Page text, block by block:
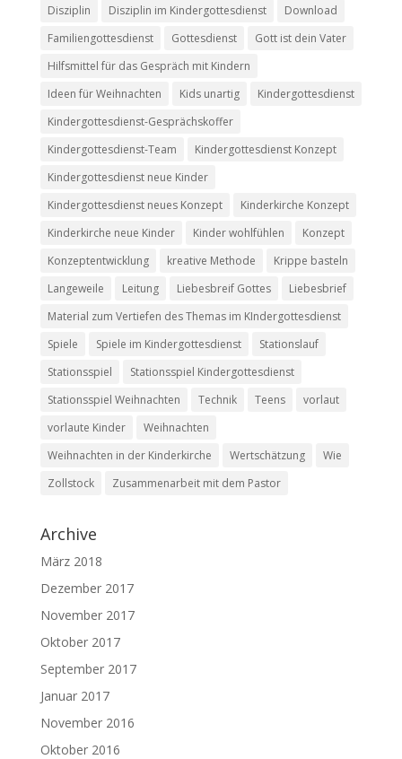
Disziplin Disziplin im Kindergottesdienst
Download
Familiengottesdienst
Gottesdienst
Gott ist dein Vater
Hilfsmittel für das Gespräch mit Kindern
Ideen für Weihnachten
Kids unartig
Kindergottesdienst
Kindergottesdienst-Gesprächskoffer
Kindergottesdienst-Team
Kindergottesdienst Konzept
Kindergottesdienst neue Kinder
Kindergottesdienst neues Konzept
Kinderkirche Konzept
Kinderkirche neue Kinder
Kinder wohlfühlen
Konzept
Konzeptentwicklung
kreative Methode
Krippe basteln
Langeweile
Leitung Liebesbreif Gottes
Liebesbrief
Material zum Vertiefen des Themas im KIndergottesdienst
Spiele
Spiele im Kindergottesdienst
Stationslauf
Stationsspiel
Stationsspiel Kindergottesdienst
Stationsspiel Weihnachten
Technik Teens
vorlaut
vorlaute Kinder
Weihnachten
Weihnachten in der Kinderkirche
Wertschätzung
Wie
Zollstock
Zusammenarbeit mit dem Pastor
Archive
März 2018
Dezember 2017
November 2017
Oktober 2017
September 2017
Januar 2017
November 2016
Oktober 2016